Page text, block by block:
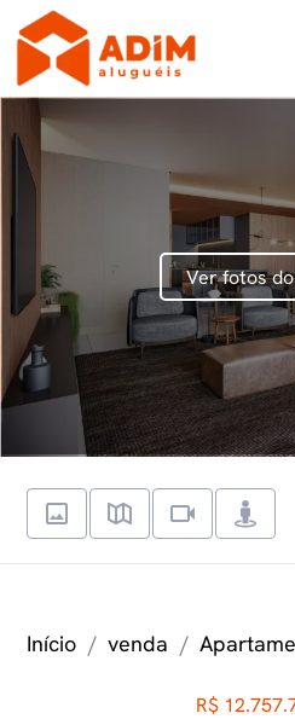
Ver fotos
Início venda
R$